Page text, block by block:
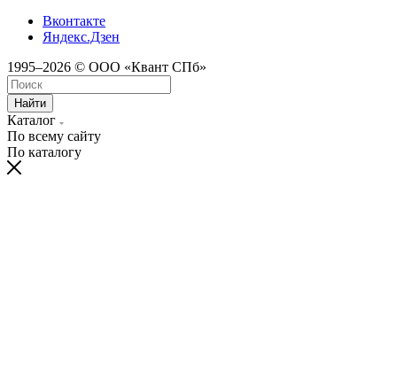
Вконтакте
Яндекс.Дзен
1995–2026 © ООО «Квант СПб»
Найти
Каталог
По всему сайту
По каталогу